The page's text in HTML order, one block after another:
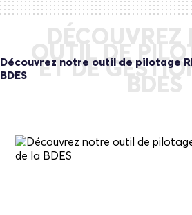
DÉCOUVREZ
OUTIL DE
ET DE
BDES
Découvrez notre outil de pilotage
BDES